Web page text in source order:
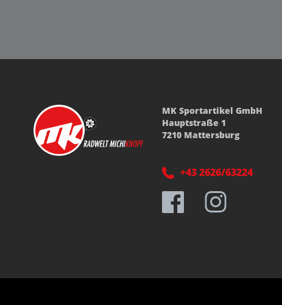
MK Sportartikel GmbH
Hauptstraße 1
7210 Mattersburg
+43 2626/63224